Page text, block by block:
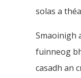
solas a
Smaoinigh
fuinneog
casadh an